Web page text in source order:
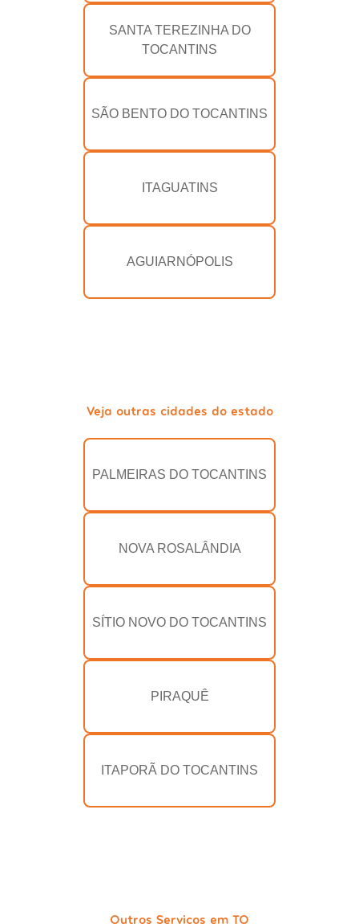
SANTA TEREZINHA DO
TOCANTINS
SÃO BENTO DO TOCANTINS
ITAGUATINS
AGUIARNÓPOLIS
Veja outras cidades do estado
PALMEIRAS DO TOCANTINS
NOVA ROSALÂNDIA
SÍTIO NOVO DO TOCANTINS
PIRAQUÊ
ITAPORÃ DO TOCANTINS
Outros Serviços em TO